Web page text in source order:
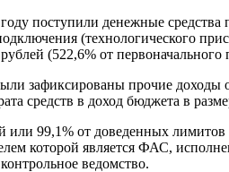
году поступили денежные
(технологического
(522,6% от первоначального
зафиксированы прочие доходы
средств в доход бюджета в
99,1% от доведенных
которой является ФАС,
ведомство.